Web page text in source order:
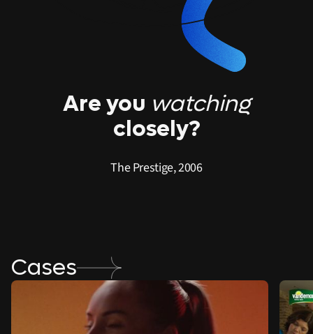
Are you watching
closely?
The Prestige, 2006
Cases